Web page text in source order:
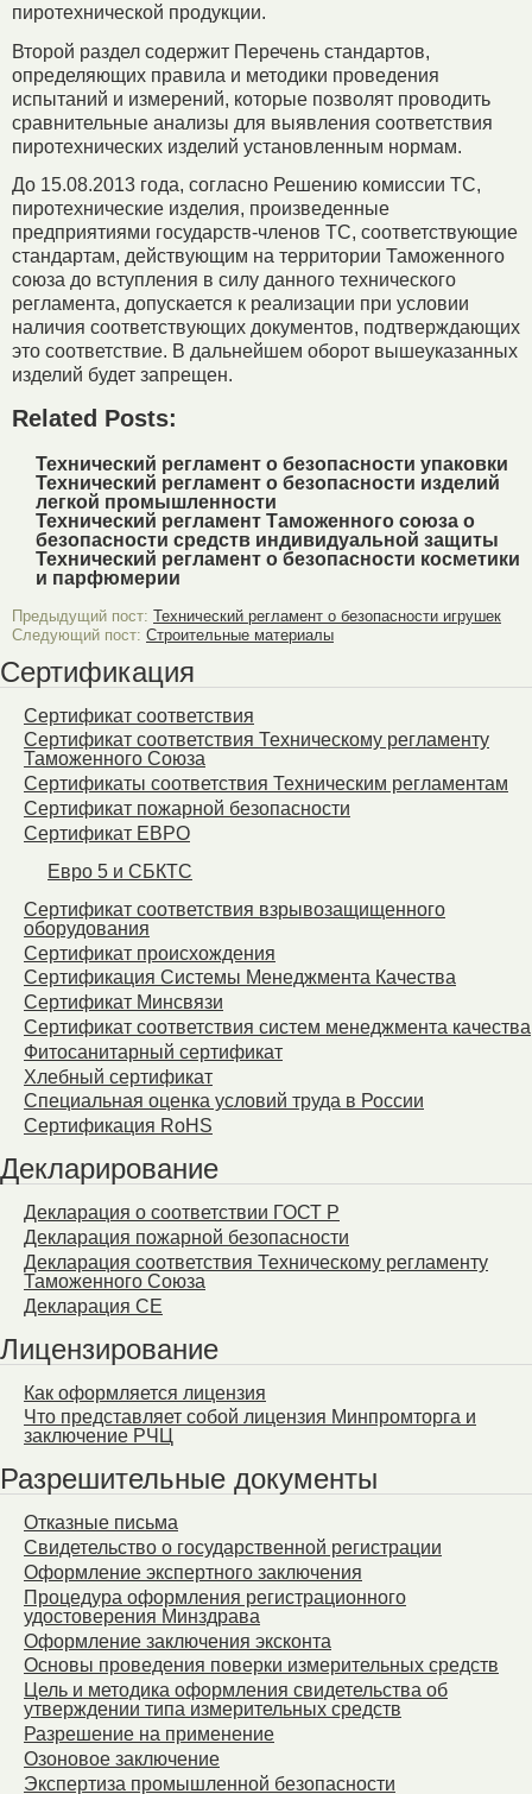
пиротехнической продукции.
Второй раздел содержит Перечень стандартов,
определяющих правила и методики проведения
испытаний и измерений, которые позволят проводить
сравнительные анализы для выявления соответствия
пиротехнических изделий установленным нормам.
До 15.08.2013 года, согласно Решению комиссии ТС,
пиротехнические изделия, произведенные
предприятиями государств-членов ТС, соответствующие
стандартам, действующим на территории Таможенного
союза до вступления в силу данного технического
регламента, допускается к реализации при условии
наличия соответствующих документов, подтверждающих
это соответствие. В дальнейшем оборот вышеуказанных
изделий будет запрещен.
Related Posts:
Технический регламент о безопасности упаковки
Технический регламент о безопасности изделий
легкой промышленности
Технический регламент Таможенного союза о
безопасности средств индивидуальной защиты
Технический регламент о безопасности косметики
и парфюмерии
Предыдущий пост: Технический регламент о безопасности игрушек
Следующий пост: Строительные материалы
Сертификация
Сертификат соответствия
Сертификат соответствия Техническому регламенту
Таможенного Союза
Сертификаты соответствия Техническим регламентам
Сертификат пожарной безопасности
Сертификат ЕВРО
Евро 5 и СБКТС
Сертификат соответствия взрывозащищенного
оборудования
Сертификат происхождения
Сертификация Системы Менеджмента Качества
Сертификат Минсвязи
Сертификат соответствия систем менеджмента качества
Фитосанитарный сертификат
Хлебный сертификат
Специальная оценка условий труда в России
Сертификация RoHS
Декларирование
Декларация о соответствии ГОСТ Р
Декларация пожарной безопасности
Декларация соответствия Техническому регламенту
Таможенного Союза
Декларация СЕ
Лицензирование
Как оформляется лицензия
Что представляет собой лицензия Минпромторга и
заключение РЧЦ
Разрешительные документы
Отказные письма
Свидетельство о государственной регистрации
Оформление экспертного заключения
Процедура оформления регистрационного
удостоверения Минздрава
Оформление заключения эксконта
Основы проведения поверки измерительных средств
Цель и методика оформления свидетельства об
утверждении типа измерительных средств
Разрешение на применение
Озоновое заключение
Экспертиза промышленной безопасности